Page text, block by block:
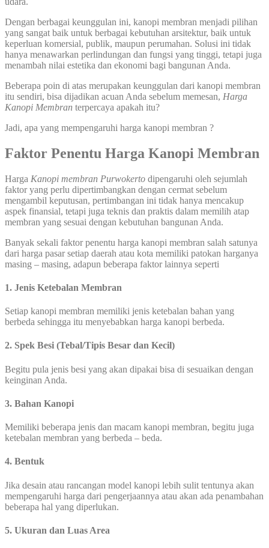
Dengan berbagai keunggulan ini, kanopi membran menjadi pilihan
yang sangat baik untuk berbagai kebutuhan arsitektur, baik untuk
keperluan komersial, publik, maupun perumahan. Solusi ini tidak
hanya menawarkan perlindungan dan fungsi yang tinggi, tetapi juga
menambah nilai estetika dan ekonomi bagi bangunan Anda.
Beberapa poin di atas merupakan keunggulan dari kanopi membran
itu sendiri, bisa dijadikan acuan Anda sebelum memesan, Harga
Kanopi Membran terpercaya apakah itu?
Jadi, apa yang mempengaruhi harga kanopi membran ?
Faktor Penentu Harga Kanopi Membran
Harga Kanopi membran Purwokerto dipengaruhi oleh sejumlah
faktor yang perlu dipertimbangkan dengan cermat sebelum
mengambil keputusan, pertimbangan ini tidak hanya mencakup
aspek finansial, tetapi juga teknis dan praktis dalam memilih atap
membran yang sesuai dengan kebutuhan bangunan Anda.
Banyak sekali faktor penentu harga kanopi membran salah satunya
dari harga pasar setiap daerah atau kota memiliki patokan harganya
masing – masing, adapun beberapa faktor lainnya seperti
1. Jenis Ketebalan Membran
Setiap kanopi membran memiliki jenis ketebalan bahan yang
berbeda sehingga itu menyebabkan harga kanopi berbeda.
2. Spek Besi (Tebal/Tipis Besar dan Kecil)
Begitu pula jenis besi yang akan dipakai bisa di sesuaikan dengan
keinginan Anda.
3. Bahan Kanopi
Memiliki beberapa jenis dan macam kanopi membran, begitu juga
ketebalan membran yang berbeda – beda.
4. Bentuk
Jika desain atau rancangan model kanopi lebih sulit tentunya akan
mempengaruhi harga dari pengerjaannya atau akan ada penambahan
beberapa hal yang diperlukan.
5. Ukuran dan Luas Area